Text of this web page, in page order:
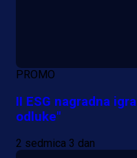
PROMO
II ESG nagradna
odluke"
2 sedmica 3 dan